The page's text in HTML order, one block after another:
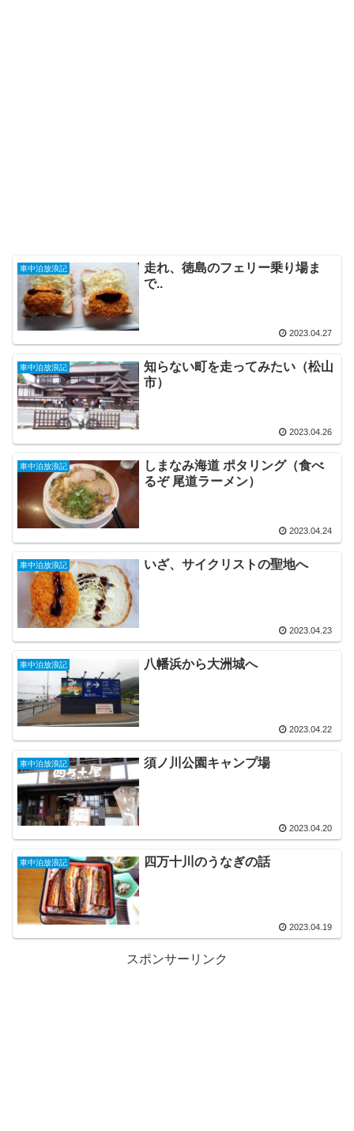
車中泊放浪記
走れ、徳島のフェリー乗り場ま
で..
2023.04.27
車中泊放浪記
知らない町を走ってみたい（松山
市）
2023.04.26
車中泊放浪記
しまなみ海道 ポタリング（食べ
るぞ 尾道ラーメン）
2023.04.24
車中泊放浪記 いざ、サイクリストの聖地へ
2023.04.23
車中泊放浪記 八幡浜から大洲城へ
2023.04.22
車中泊放浪記 須ノ川公園キャンプ場
2023.04.20
車中泊放浪記 四万十川のうなぎの話
2023.04.19
スポンサーリンク